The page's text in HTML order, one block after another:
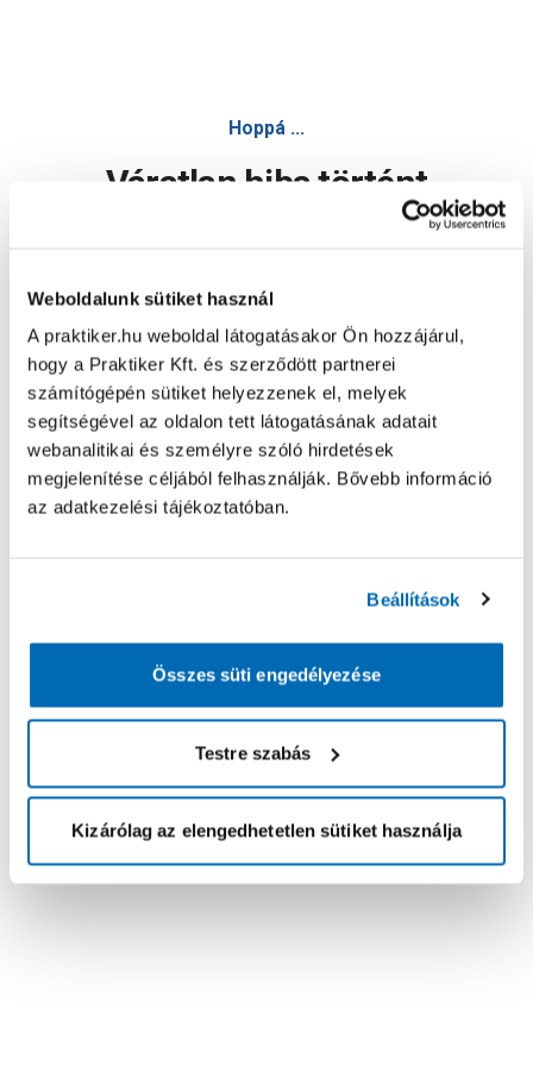
Weboldalunk sütiket használ
A praktiker.hu weboldal látogatásakor Ön hozzájárul,
hogy a Praktiker Kft. és szerződött partnerei
számítógépén sütiket helyezzenek el, melyek
segítségével az oldalon tett látogatásának adatait
webanalitikai és személyre szóló hirdetések
megjelenítése céljából felhasználják. Bővebb információ
az adatkezelési tájékoztatóban.
Beállítások
Összes süti engedélyezése
Testre szabás
Kizárólag az elengedhetetlen sütiket használja
Hoppá ...
Váratlan hiba történt
Oldal újratöltése